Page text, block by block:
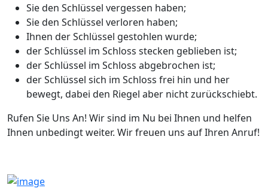
Sie den Schlüssel vergessen haben;
Sie den Schlüssel verloren haben;
Ihnen der Schlüssel gestohlen wurde;
der Schlüssel im Schloss stecken geblieben ist;
der Schlüssel im Schloss abgebrochen ist;
der Schlüssel sich im Schloss frei hin und her
bewegt, dabei den Riegel aber nicht zurückschiebt.
Rufen Sie Uns An! Wir sind im Nu bei Ihnen und helfen
Ihnen unbedingt weiter. Wir freuen uns auf Ihren Anruf!